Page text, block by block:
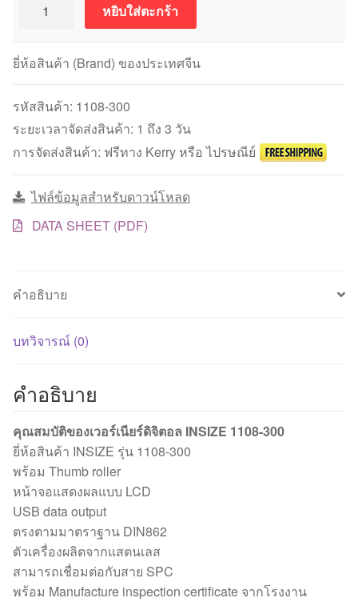
INSIZE
1108-
300
เวอร์เนียร์
ดิจิตอล
Vernier
Caliper
12
ชิ้น
หยิบใส่ตะกร้า
ยี่ห้อสินค้า (Brand) ของประเทศจีน
รหัสสินค้า: 1108-300
ระยะเวลาจัดส่งสินค้า: 1 ถึง 3 วัน
การจัดส่งสินค้า: ฟรีทาง Kerry หรือ ไปรษณีย์
ไฟล์ข้อมูลสำหรับดาวน์โหลด
DATA SHEET (PDF)
คำอธิบาย
บทวิจารณ์ (0)
คำอธิบาย
คุณสมบัติของเวอร์เนียร์ดิจิตอล INSIZE 1108-300
ยี่ห้อสินค้า INSIZE รุ่น 1108-300
พร้อม Thumb roller
หน้าจอแสดงผลแบบ LCD
USB data output
ตรงตามมาตราฐาน DIN862
ตัวเครื่องผลิตจากแสตนเลส
สามารถเชื่อมต่อกับสาย SPC
พร้อม Manufacture inspection certificate จากโรงงาน